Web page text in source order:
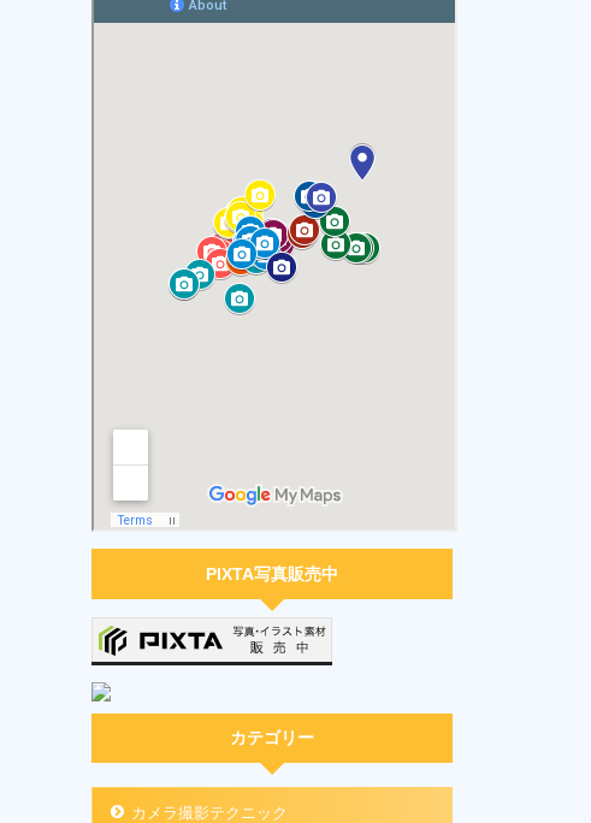
PIXTA写真販売中
カテゴリー
カメラ撮影テクニック